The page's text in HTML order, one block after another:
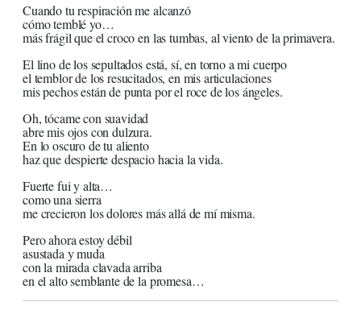
Cuando tu respiración me alcanzó
cómo temblé yo…
más frágil que el croco en las tumbas, al viento de la primavera.
El lino de los sepultados está, sí, en torno a mi cuerpo
el temblor de los resucitados, en mis articulaciones
mis pechos están de punta por el roce de los ángeles.
Oh, tócame con suavidad
abre mis ojos con dulzura.
En lo oscuro de tu aliento
haz que despierte despacio hacia la vida.
Fuerte fui y alta…
como una sierra
me crecieron los dolores más allá de mí misma.
Pero ahora estoy débil
asustada y muda
con la mirada clavada arriba
en el alto semblante de la promesa…